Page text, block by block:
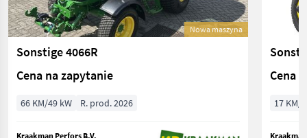
Nowa maszyna
Sonstige 4066R
Cena na zapytanie
66 KM/49 kW R. prod. 2026
Kraakman Perfors B.V.
Cena
17 KM/